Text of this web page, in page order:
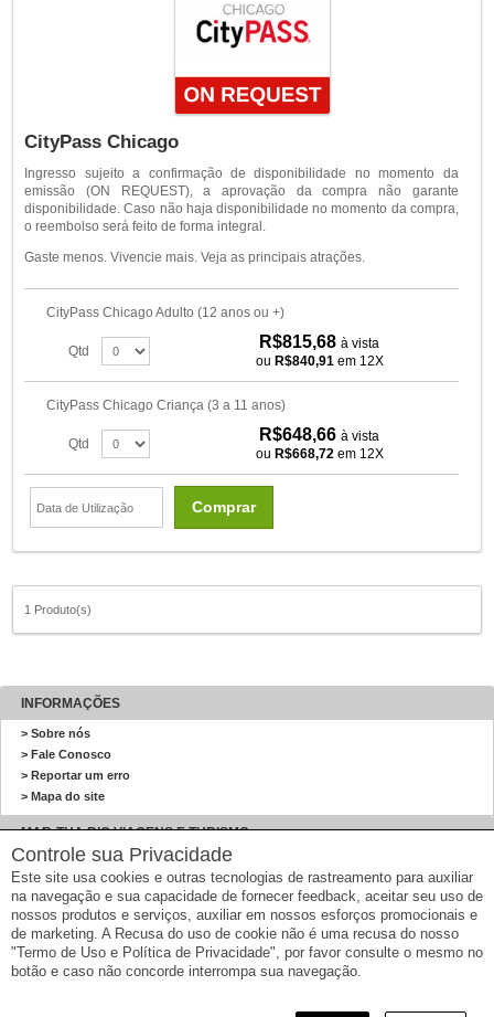
CityPass Chicago
Ingresso sujeito a confirmação de disponibilidade no momento da
emissão (ON REQUEST), a aprovação da compra não garante
disponibilidade. Caso não haja disponibilidade no momento da compra,
o reembolso será feito de forma integral.
Gaste menos. Vivencie mais. Veja as principais atrações.
CityPass Chicago Adulto (12 anos ou +)
Qtd R$815,68à vista
ou R$840,91em 12X
CityPass Chicago Criança (3 a 11 anos)
Qtd R$648,66à vista
ou R$668,72em 12X
Comprar
1 Produto(s)
INFORMAÇÕES
> Sobre nós
> Fale Conosco
> Reportar um erro
> Mapa do site
MAR-THA RIO VIAGENS E TURISMO
MAR-THA RIO VIAGENS E TURISMO
Avenida Nossa Senhora de Copacabana , 928 - gr 602 - Copacabana - Rio de
Janeiro/Rio de Janeiro
Tel: (21) 2545-2599
Email: faleconosco@marthario.com.br
Controle sua Privacidade
Este site usa cookies e outras tecnologias de rastreamento para auxiliar
na navegação e sua capacidade de fornecer feedback, aceitar seu uso de
nossos produtos e serviços, auxiliar em nossos esforços promocionais e
de marketing. A Recusa do uso de cookie não é uma recusa do nosso
"Termo de Uso e Política de Privacidade", por favor consulte o mesmo no
botão e caso não concorde interrompa sua navegação.